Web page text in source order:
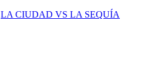
LA CIUDAD VS LA SEQUÍA